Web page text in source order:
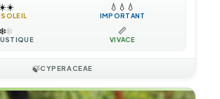
☀️ 💧 💧 💧
IMPORTANT
❄️❄️ 📏
VIVACE
🍃CYPERACEAE